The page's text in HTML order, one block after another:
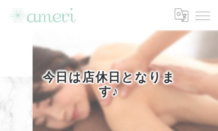
今日は店休日となりま
す♪